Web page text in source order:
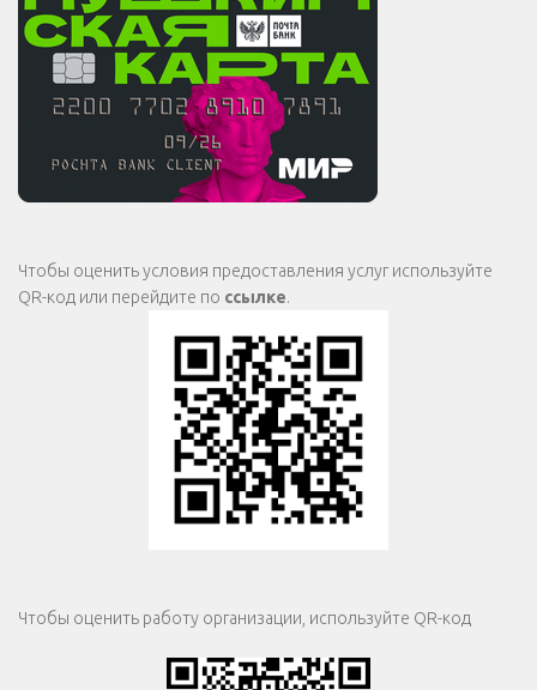
Чтобы оценить условия предоставления услуг используйте
QR-код или перейдите по ссылке.
Чтобы оценить работу организации, используйте QR-код